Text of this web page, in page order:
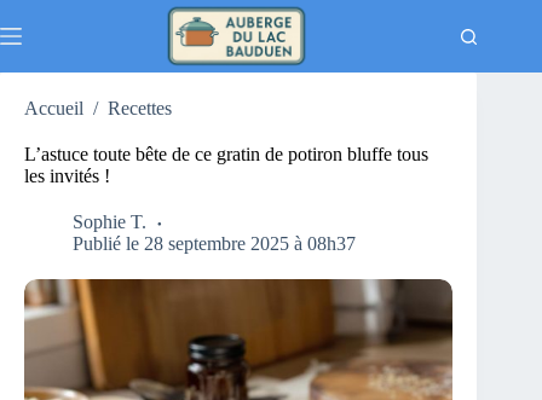
au
Accueil / Recettes
L’astuce toute bête de ce gratin de potiron bluffe tous
les invités !
Sophie T.
Publié le 28 septembre 2025 à 08h37